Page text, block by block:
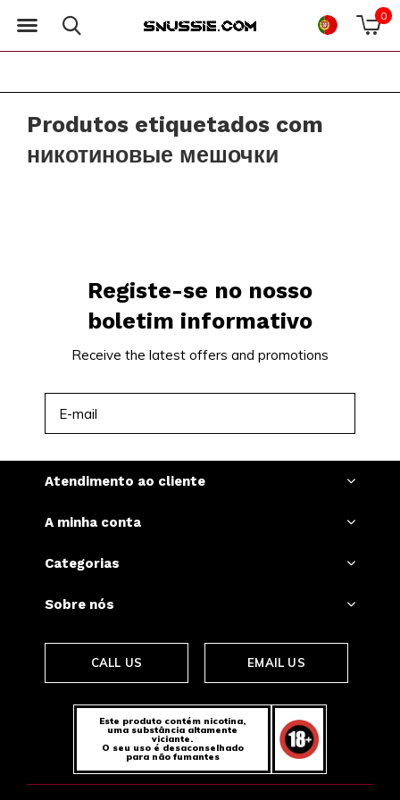
0
Produtos etiquetados com
никотиновые мешочки
Registe-se no nosso
boletim informativo
Receive the latest offers and promotions
Atendimento ao cliente
A minha conta
Categorias
Sobre nós
CALL US EMAIL US
Este produto contém nicotina,
uma substância altamente
viciante.
O seu uso é desaconselhado
para não fumantes